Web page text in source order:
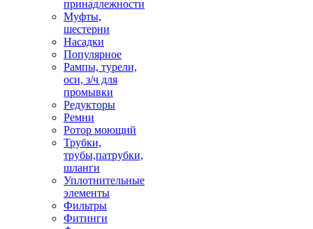
принадлежности
Муфты,
шестерни
Насадки
Популярное
Рампы, турели,
оси, з/ч для
промывки
Редукторы
Ремни
Ротор моющий
Трубки,
трубы,патрубки,
шланги
Уплотнительные
элементы
Фильтры
Фитинги